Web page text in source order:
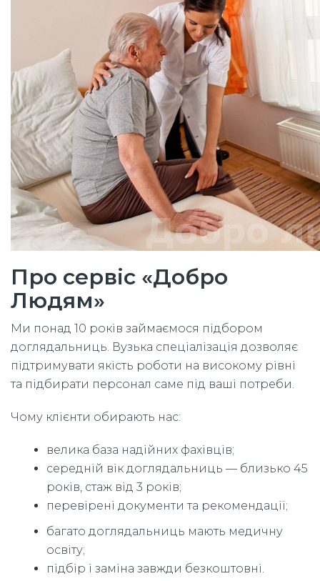
Про сервіс «Добро
Людям»
Ми понад 10 років займаємося підбором
доглядальниць. Вузька спеціалізація дозволяє
підтримувати якість роботи на високому рівні
та підбирати персонал саме під ваші потреби.
Чому клієнти обирають нас:
велика база надійних фахівців;
середній вік доглядальниць — близько 45
років, стаж від 3 років;
перевірені документи та рекомендації;
багато доглядальниць мають медичну
освіту;
підбір і заміна завжди безкоштовні.